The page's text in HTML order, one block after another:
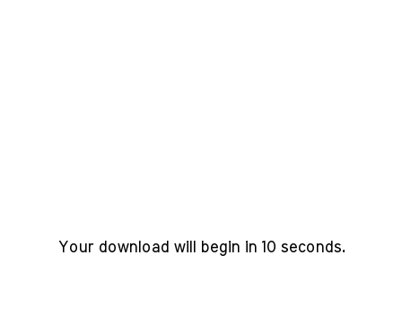
Your download will begin in9seconds.